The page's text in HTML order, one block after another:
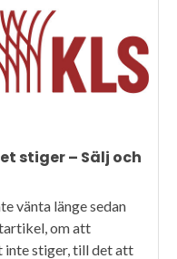
stiger – Sälj och
vänta länge sedan
om att
inte stiger, till det att